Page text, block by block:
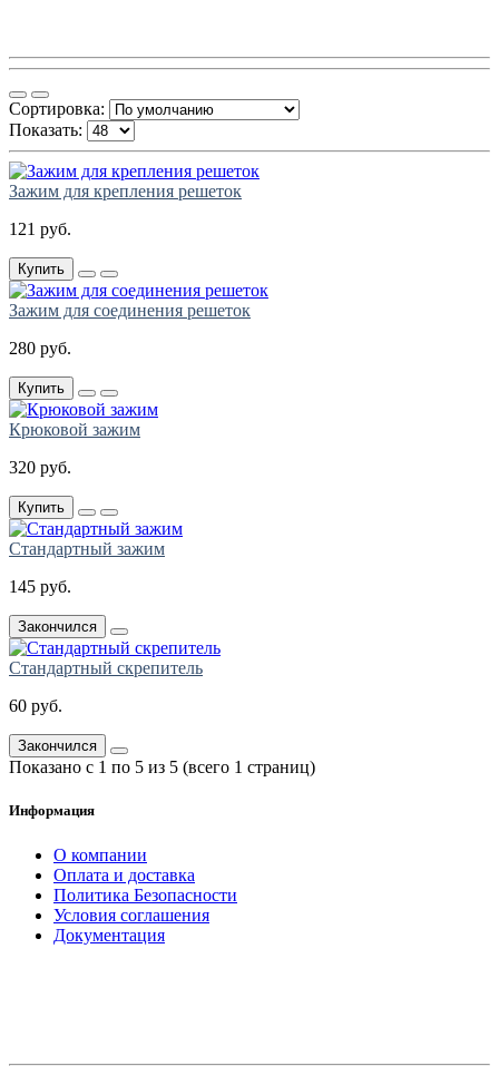
Сортировка:
Показать:
Зажим для крепления решеток
121 руб.
Купить
Зажим для соединения решеток
280 руб.
Купить
Крюковой зажим
320 руб.
Купить
Стандартный зажим
145 руб.
Закончился
Стандартный скрепитель
60 руб.
Закончился
Показано с 1 по 5 из 5 (всего 1 страниц)
Информация
О компании
Оплата и доставка
Политика Безопасности
Условия соглашения
Документация